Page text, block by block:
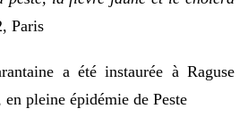
Paris
a été instaurée à Raguse
pleine épidémie de Peste